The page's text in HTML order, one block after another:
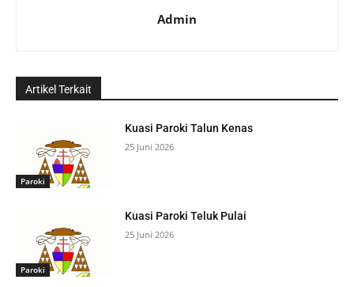
Admin
Artikel Terkait
Paroki
Kuasi Paroki Talun Kenas
25 Juni 2026
Paroki
Kuasi Paroki Teluk Pulai
25 Juni 2026